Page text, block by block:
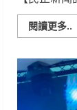
閱讀更多..